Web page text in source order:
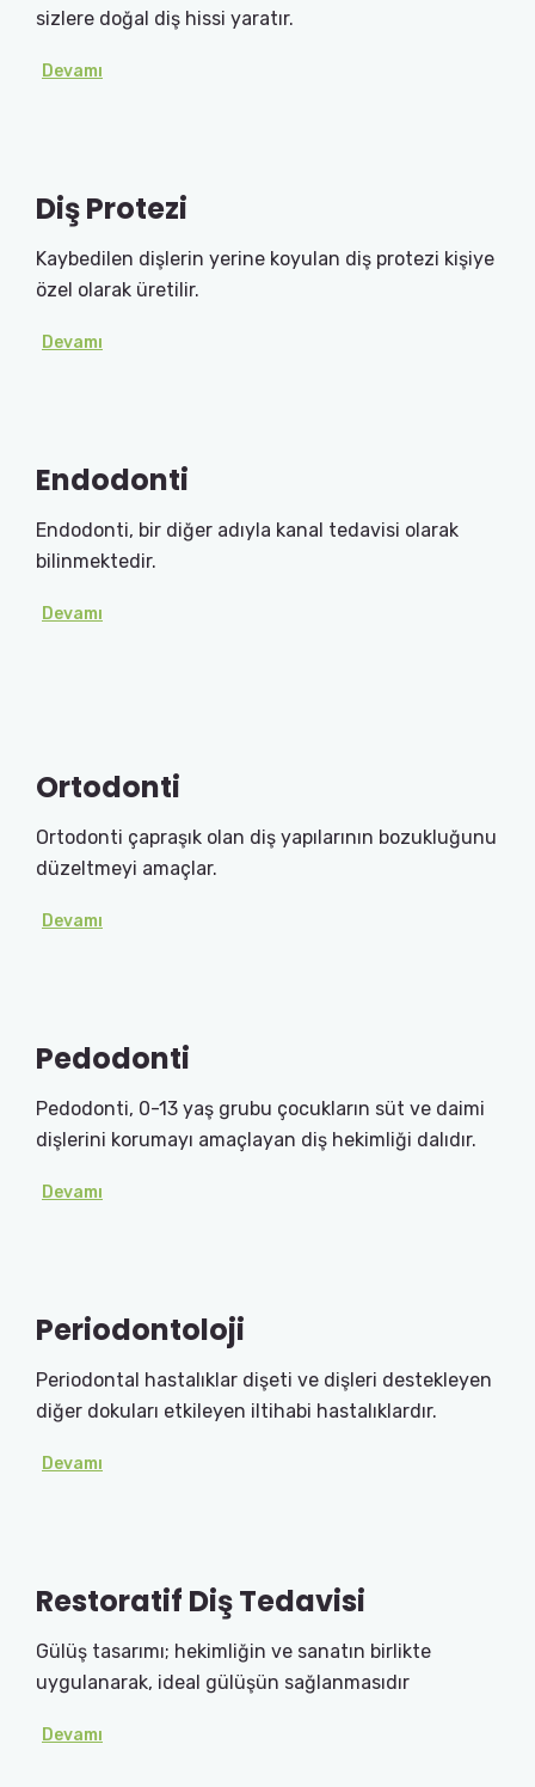
sizlere doğal diş hissi yaratır.
Devamı
Diş Protezi
Kaybedilen dişlerin yerine koyulan diş protezi kişiye
özel olarak üretilir.
Devamı
Endodonti
Endodonti, bir diğer adıyla kanal tedavisi olarak
bilinmektedir.
Devamı
Ortodonti
Ortodonti çapraşık olan diş yapılarının bozukluğunu
düzeltmeyi amaçlar.
Devamı
Pedodonti
Pedodonti, 0-13 yaş grubu çocukların süt ve daimi
dişlerini korumayı amaçlayan diş hekimliği dalıdır.
Devamı
Periodontoloji
Periodontal hastalıklar dişeti ve dişleri destekleyen
diğer dokuları etkileyen iltihabi hastalıklardır.
Devamı
Restoratif Diş Tedavisi
Gülüş tasarımı; hekimliğin ve sanatın birlikte
uygulanarak, ideal gülüşün sağlanmasıdır
Devamı